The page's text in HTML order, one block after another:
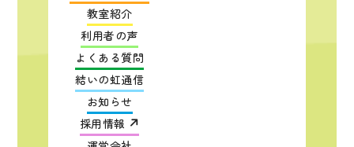
教室紹介
利用者の声
よくある質問
結いの虹通信
お知らせ
採用情報